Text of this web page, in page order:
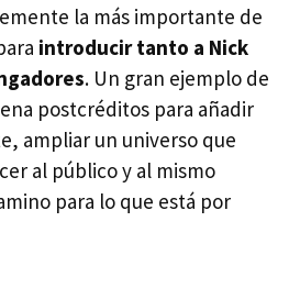
la más importante de
introducir tanto a Nick
. Un gran ejemplo de
postcréditos para añadir
ampliar un universo que
al público y al mismo
para lo que está por